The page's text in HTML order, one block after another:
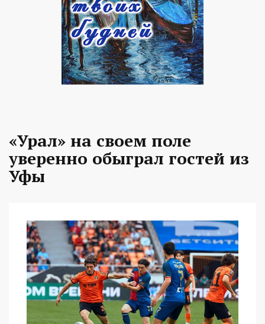
«Урал» на своем поле
уверенно обыграл гостей из
Уфы